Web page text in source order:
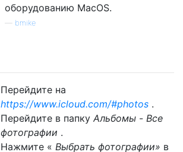
оборудованию MacOS.
bmike
Перейдите на
https://www.icloud.com/#photos .
Перейдите в папку Альбомы - Все
фотографии .
Нажмите « Выбрать фотографии» в